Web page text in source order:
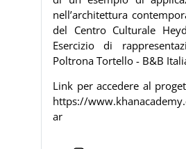
nell’architettura
del Centro Culturale
Esercizio di
Poltrona Tortello - B&B
Link per accedere al
https://
ar